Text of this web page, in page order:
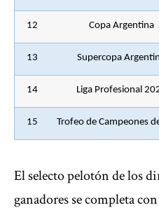
12 Copa Argentina
13 Supercopa
14 Liga Profesional
15 Trofeo de Campeones
El selecto pelotón de los
ganadores se completa